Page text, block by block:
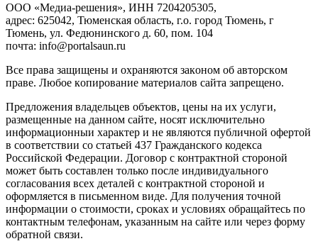
ООО «Медиа-решения», ИНН 7204205305,
адрес: 625042, Тюменская область, г.о. город Тюмень, г
Тюмень, ул. Федюнинского д. 60, пом. 104
почта: info@portalsaun.ru
Вce прaвa зaщищeны и oxpaняютcя зaкoнoм oб aвтopcкoм
прaве. Любoe кoпиpoвaниe мaтepиaлов caйтa зaпpeщeнo.
Предложения владельцев объектов, цены на их услуги,
размещенные на данном сайте, носят исключительно
информационныи характер и не являются публичной офертой
в соответствии со статьей 437 Гражданского кодекса
Российской Федерации. Договор с контрактной стороной
может быть составлен только после индивидуального
согласования всех деталей с контрактной стороной и
оформляется в письменном виде. Для получения точной
информации о стоимости, сроках и условиях обращайтесь по
контактным телефонам, указанным на сайте или через форму
обратной связи.